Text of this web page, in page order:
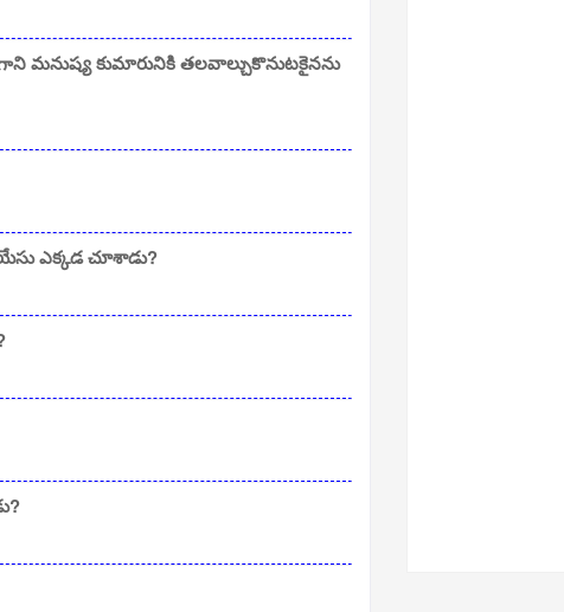
మనుష్య కుమారునికి తలవాల్చుకొనుటకైనను
ఎక్కడ చూశాడు?